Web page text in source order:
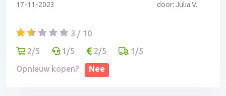
17-11-2023
door: Julia V.
3 / 10
2/5
1/5 2/5
1/5
Opnieuw kopen?
Nee